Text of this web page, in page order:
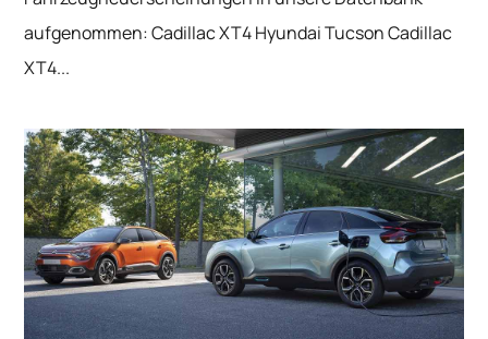
aufgenommen: Cadillac XT4 Hyundai Tucson Cadillac
XT4...